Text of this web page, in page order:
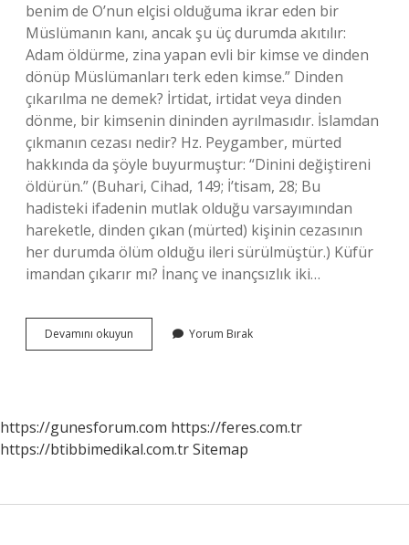
benim de O’nun elçisi olduğuma ikrar eden bir
Müslümanın kanı, ancak şu üç durumda akıtılır:
Adam öldürme, zina yapan evli bir kimse ve dinden
dönüp Müslümanları terk eden kimse.” Dinden
çıkarılma ne demek? İrtidat, irtidat veya dinden
dönme, bir kimsenin dininden ayrılmasıdır. İslamdan
çıkmanın cezası nedir? Hz. Peygamber, mürted
hakkında da şöyle buyurmuştur: “Dinini değiştireni
öldürün.” (Buhari, Cihad, 149; İ’tisam, 28; Bu
hadisteki ifadenin mutlak olduğu varsayımından
hareketle, dinden çıkan (mürted) kişinin cezasının
her durumda ölüm olduğu ileri sürülmüştür.) Küfür
imandan çıkarır mı? İnanç ve inançsızlık iki…
Devamını okuyun
Hangi
Yorum Bırak
https://gunesforum.com https://feres.com.tr
https://btibbimedikal.com.trSitemap